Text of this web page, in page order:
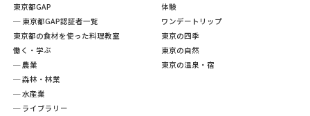
東京都GAP
─ 東京都GAP認証者一覧
東京都の食材を使った料理教室
働く・学ぶ
─ 農業
─ 森林・林業
─ 水産業
─ ライブラリー
体験
ワンデートリップ
東京の四季
東京の自然
東京の温泉・宿